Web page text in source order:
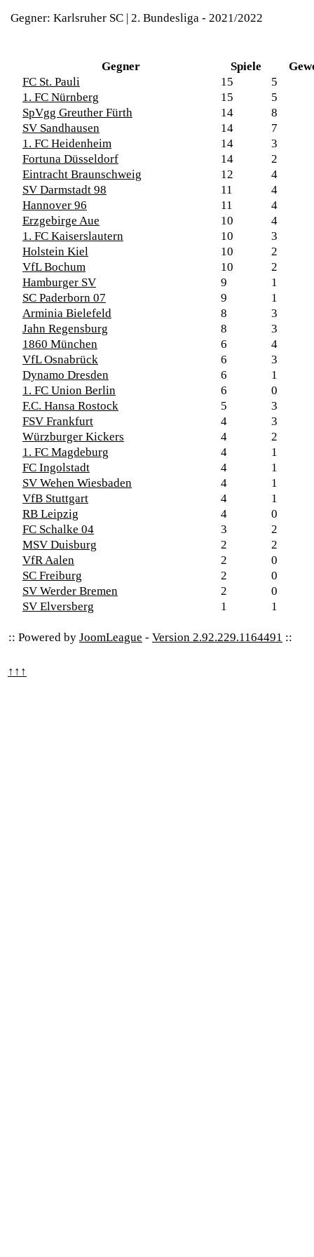
Gegner: Karlsruher SC | 2. Bundesliga - 2021/2022
Gegner Spiele
FC St. Pauli
15
5
1. FC Nürnberg
15
5
SpVgg Greuther Fürth
14
8
SV Sandhausen
14
7
1. FC Heidenheim
14
3
Fortuna Düsseldorf
14
2
Eintracht Braunschweig
12
4
SV Darmstadt 98
11
4
Hannover 96
11
4
Erzgebirge Aue
10
4
1. FC Kaiserslautern
10
3
Holstein Kiel
10
2
VfL Bochum
10
2
Hamburger SV
9
1
SC Paderborn 07
9
1
Arminia Bielefeld
8
3
Jahn Regensburg
8
3
1860 München
6
4
VfL Osnabrück
6
3
Dynamo Dresden
6
1
1. FC Union Berlin
6
0
F.C. Hansa Rostock
5
3
FSV Frankfurt
4
3
Würzburger Kickers
4
2
1. FC Magdeburg
4
1
FC Ingolstadt
4
1
SV Wehen Wiesbaden
4
1
VfB Stuttgart
4
1
RB Leipzig
4
0
FC Schalke 04
3
2
MSV Duisburg
2
2
VfR Aalen
2
0
SC Freiburg
2
0
SV Werder Bremen
2
0
SV Elversberg
1 1
:: Powered by JoomLeague - Version 2.92.229.1164491 ::
↑↑↑